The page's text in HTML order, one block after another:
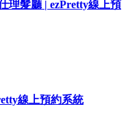
理髮廳 | ezPretty線上預
線上預約系統